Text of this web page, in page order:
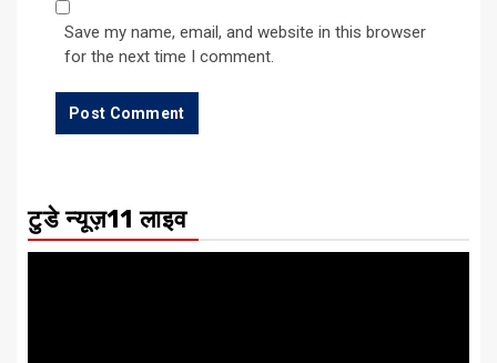
Save my name, email, and website in this browser
for the next time I comment.
टुडे न्यूज़11 लाइव